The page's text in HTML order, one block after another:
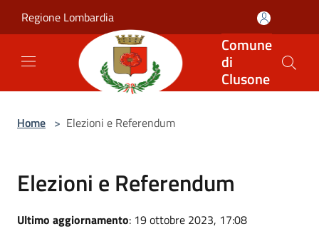
Regione Lombardia
Comune
di
Clusone
Home > Elezioni e Referendum
Elezioni e Referendum
Ultimo aggiornamento: 19 ottobre 2023, 17:08